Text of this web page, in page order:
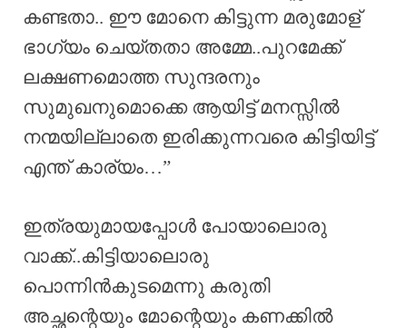
കണ്ടതാ.. ഈ മോനെ കിട്ടുന്ന മരുമോള്
ഭാഗ്യം ചെയ്തതാ അമ്മേ..പുറമേക്ക്
ലക്ഷണമൊത്ത സുന്ദരനും
സുമുഖനുമൊക്കെ ആയിട്ട് മനസ്സിൽ
നന്മയില്ലാതെ ഇരിക്കുന്നവരെ കിട്ടിയിട്ട്
എന്ത് കാര്യം…”
ഇത്രയുമായപ്പോൾ പോയാലൊരു
വാക്ക്..കിട്ടിയാലൊരു
പൊന്നിൻകുടമെന്നു കരുതി
അച്ഛന്റെയും മോന്റെയും കണക്കിൽ